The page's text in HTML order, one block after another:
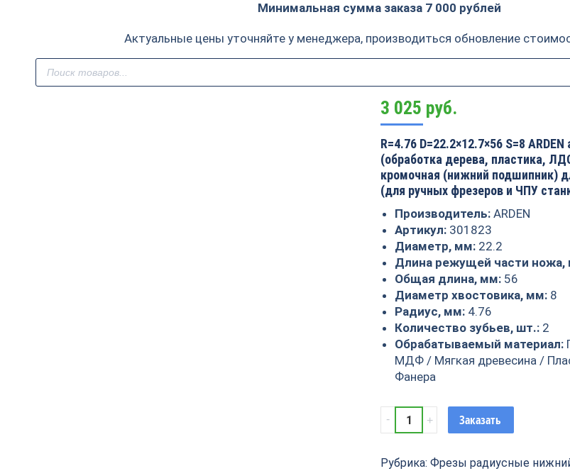
Минимальная сумма заказа 7 000 рублей
Актуальные цены уточняйте у менеджера, производиться обновление
Поиск
товаров
3 025 руб.
R=4.76 D=22.2×12.7×56 S=8
(обработка дерева, пластика,
кромочная (нижний подшипник)
(для ручных фрезеров и ЧПУ
Производитель: ARDEN
Артикул: 301823
Диаметр, мм: 22.2
Длина режущей части ножа,
Общая длина, мм: 56
Диаметр хвостовика, мм: 8
Радиус, мм: 4.76
Количество зубьев, шт.: 2
Обрабатываемый материал:
МДФ / Мягкая древесина /
Фанера
Фреза
внутр.радиусная
подш.)
Заказать
Рубрика:Фрезы радиусные